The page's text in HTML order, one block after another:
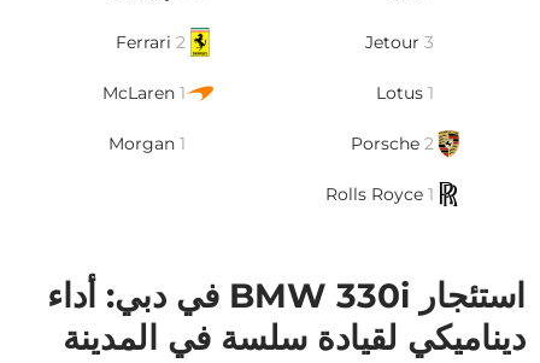
Jetour 3
Ferrari 2
Lotus 1
McLaren 1
Porsche 2
Morgan 1
Rolls Royce 1
استئجار BMW 330i في دبي: أداء
ديناميكي لقيادة سلسة في المدينة